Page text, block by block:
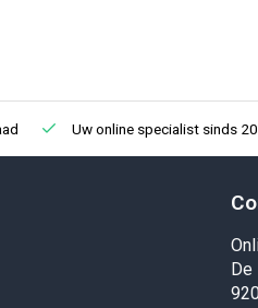
Uw online specialist sinds
De